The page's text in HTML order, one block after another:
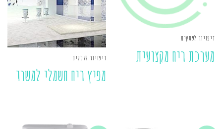
דיפזיור לעסקים
מערכת ריח מקצועית דיפזיור לעסקים
מפיץ ריח חשמלי למשרד